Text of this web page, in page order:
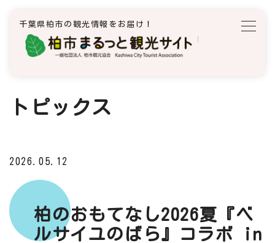
千葉県柏市の観光情報をお届け！
トピックス
2026.05.12
柏のおもてなし2026夏『ベ
ルサイユのばら』コラボ in